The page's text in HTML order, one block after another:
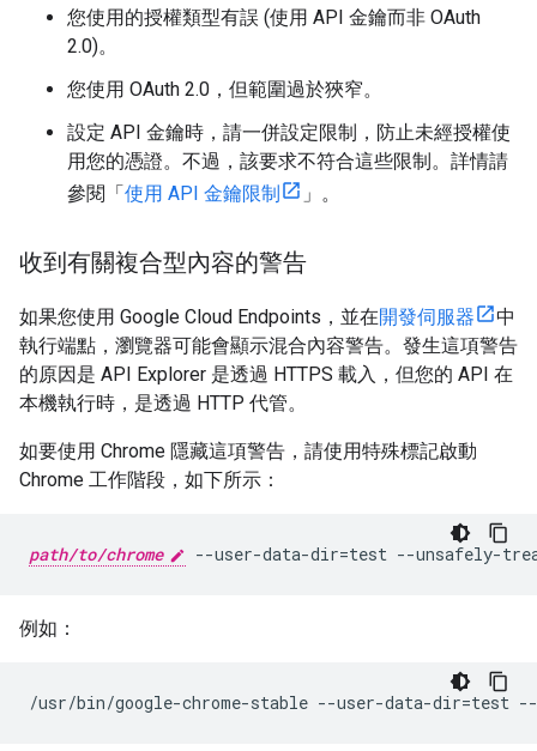
您使用的授權類型有誤 (使用 API 金鑰而非 OAuth
2.0)。
您使用 OAuth 2.0，但範圍過於狹窄。
設定 API 金鑰時，請一併設定限制，防止未經授權使
用您的憑證。不過，該要求不符合這些限制。詳情請
參閱「 使用 API 金鑰限制 」。
收到有關複合型內容的警告
如果您使用 Google Cloud Endpoints，並在開發伺服器
中
執行端點，瀏覽器可能會顯示混合內容警告。發生這項警告
的原因是 API Explorer 是透過 HTTPS 載入，但您的 API 在
本機執行時，是透過 HTTP 代管。
如要使用 Chrome 隱藏這項警告，請使用特殊標記啟動
Chrome 工作階段，如下所示：
path/to/chrome --user-data-dir=test --unsafely-
例如：